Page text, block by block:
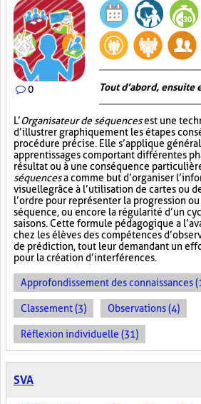
0 Tout d’abord,
L’Organisateur de séquencesest une
d’illustrer graphiquement les étapes
procédure précise. Elle s’applique
apprentissages comportant différentes
résultat ou à une conséquence
séquencesa comme but d’organiser
visuellegrâce à l’utilisation de cartes ou
l’ordre pour représenter la progression
séquence, ou encore la régularité d’un
saisons. Cette formule pédagogique a
chez les élèves des compétences
de prédiction, tout leur demandant un
pour la création d’interférences.
Approfondissement des connaissances
Classement (3) Observations (4)
Réflexion individuelle (31)
SVA